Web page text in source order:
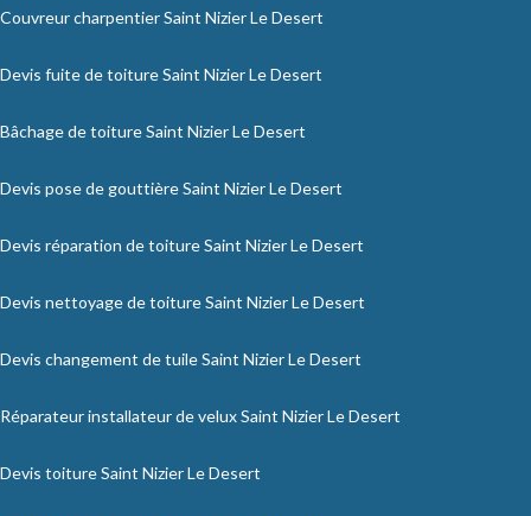
Couvreur charpentier Saint Nizier Le Desert
Devis fuite de toiture Saint Nizier Le Desert
Bâchage de toiture Saint Nizier Le Desert
Devis pose de gouttière Saint Nizier Le Desert
Devis réparation de toiture Saint Nizier Le Desert
Devis nettoyage de toiture Saint Nizier Le Desert
Devis changement de tuile Saint Nizier Le Desert
Réparateur installateur de velux Saint Nizier Le Desert
Devis toiture Saint Nizier Le Desert